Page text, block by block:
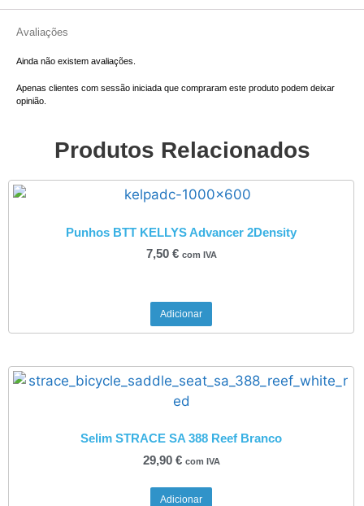
Avaliações
Ainda não existem avaliações.
Apenas clientes com sessão iniciada que compraram este produto podem deixar
opinião.
Produtos Relacionados
Punhos BTT KELLYS Advancer 2Density
7,50 € com IVA
Adicionar
Selim STRACE SA 388 Reef Branco
29,90 € com IVA
Adicionar